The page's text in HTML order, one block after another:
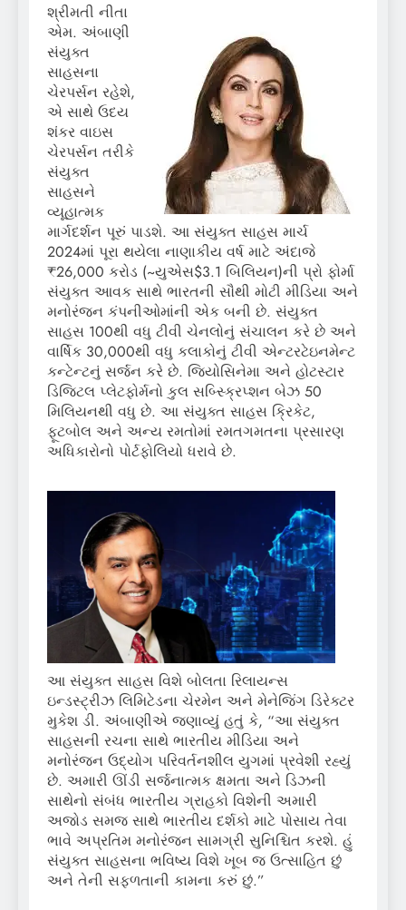
શ્રીમતી નીતા
એમ. અંબાણી
સંયુક્ત
સાહસના
ચેરપર્સન રહેશે,
એ સાથે ઉદય
શંકર વાઇસ
ચેરપર્સન તરીકે
સંયુક્ત
સાહસને
વ્યૂહાત્મક
માર્ગદર્શન પૂરું પાડશે. આ સંયુક્ત સાહસ માર્ચ
2024માં પૂરા થયેલા નાણાકીય વર્ષ માટે અંદાજે
₹26,000 કરોડ (~યુએસ$3.1 બિલિયન)ની પ્રો ફોર્મા
સંયુક્ત આવક સાથે ભારતની સૌથી મોટી મીડિયા અને
મનોરંજન કંપનીઓમાંની એક બની છે. સંયુક્ત
સાહસ 100થી વધુ ટીવી ચેનલોનું સંચાલન કરે છે અને
વાર્ષિક 30,000થી વધુ કલાકોનું ટીવી એન્ટરટેઇનમેન્ટ
કન્ટેન્ટનું સર્જન કરે છે. જિયોસિનેમા અને હોટસ્ટાર
ડિજિટલ પ્લેટફોર્મનો કુલ સબ્સ્ક્રિપ્શન બેઝ 50
મિલિયનથી વધુ છે. આ સંયુક્ત સાહસ ક્રિકેટ,
ફૂટબોલ અને અન્ય રમતોમાં રમતગમતના પ્રસારણ
અધિકારોનો પોર્ટફોલિયો ધરાવે છે.
આ સંયુક્ત સાહસ વિશે બોલતા રિલાયન્સ
ઇન્ડસ્ટ્રીઝ લિમિટેડના ચેરમેન અને મેનેજિંગ ડિરેક્ટર
મુકેશ ડી. અંબાણીએ જણાવ્યું હતું કે, “આ સંયુક્ત
સાહસની રચના સાથે ભારતીય મીડિયા અને
મનોરંજન ઉદ્યોગ પરિવર્તનશીલ યુગમાં પ્રવેશી રહ્યું
છે. અમારી ઊંડી સર્જનાત્મક ક્ષમતા અને ડિઝની
સાથેનો સંબંધ ભારતીય ગ્રાહકો વિશેની અમારી
અજોડ સમજ સાથે ભારતીય દર્શકો માટે પોસાય તેવા
ભાવે અપ્રતિમ મનોરંજન સામગ્રી સુનિશ્ચિત કરશે. હું
સંયુક્ત સાહસના ભવિષ્ય વિશે ખૂબ જ ઉત્સાહિત છું
અને તેની સફળતાની કામના કરું છું.”